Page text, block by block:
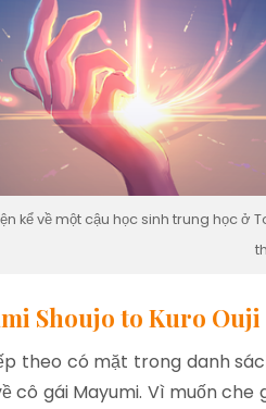
kể về một cậu học sinh trung học
Shoujo to Kuro Ouji
theo có mặt trong danh
cô gái Mayumi. Vì muốn